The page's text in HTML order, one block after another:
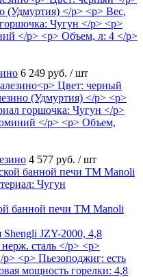
6 249 руб. / шт
4 577 руб. / шт
банной печи ТМ Manoli